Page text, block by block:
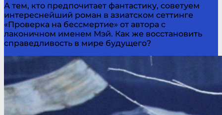
А тем, кто предпочитает фантастику, советуем
интереснейший роман в азиатском сеттинге
«Проверка на бессмертие» от автора с
лаконичном именем Мэй. Как же восстановить
справедливость в мире будущего?